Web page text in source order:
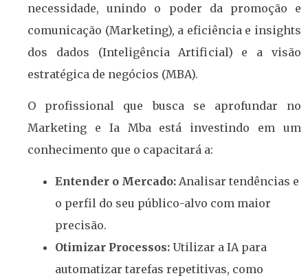
necessidade, unindo o poder da promoção e
comunicação (Marketing), a eficiência e insights
dos dados (Inteligência Artificial) e a visão
estratégica de negócios (MBA).
O profissional que busca se aprofundar no
Marketing e Ia Mba está investindo em um
conhecimento que o capacitará a:
Entender o Mercado: Analisar tendências e
o perfil do seu público-alvo com maior
precisão.
Otimizar Processos: Utilizar a IA para
automatizar tarefas repetitivas, como